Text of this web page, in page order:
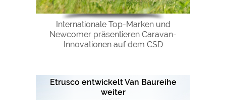
Internationale Top-Marken und
Newcomer präsentieren Caravan-
Innovationen auf dem CSD
Etrusco entwickelt Van Baureihe
weiter